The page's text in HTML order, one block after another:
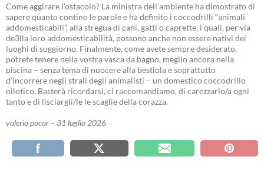
Come aggirare l’ostacolo? La ministra dell’ambiente ha dimostrato di
sapere quanto contino le parole e ha definito i coccodrilli “animali
addomesticabili”, alla stregua di cani, gatti o caprette, i quali, per via
de3lla loro addomesticabilità, possono anche non essere nativi dei
luoghi di soggiorno. Finalmente, come avete sempre desiderato,
potrete tenere nella vostra vasca da bagno, meglio ancora nella
piscina – senza tema di nuocere alla bestiola e soprattutto
d’incorrere negli strali degli animalisti – un domestico coccodrillo
nilotico. Basterà ricordarsi, ci raccomandiamo, di carezzarlo/a ogni
tanto e di lisciargli/le le scaglie della corazza.
valerio pocar – 31 luglio 2026